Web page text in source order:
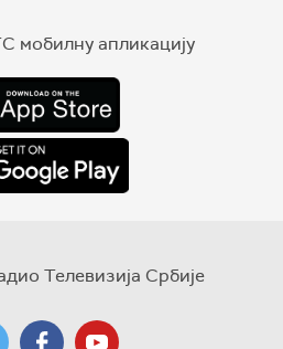
мобилну апликацију
Телевизија Србије